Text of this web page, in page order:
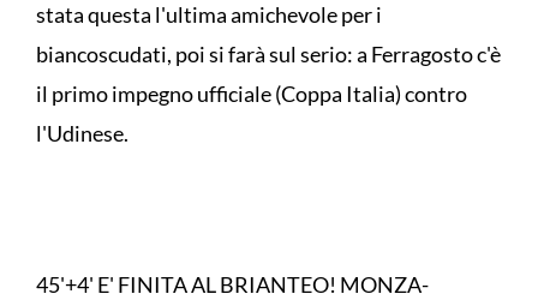
stata questa l'ultima amichevole per i
biancoscudati, poi si farà sul serio: a Ferragosto c'è
il primo impegno ufficiale (Coppa Italia) contro
l'Udinese.
45'+4' E' FINITA AL BRIANTEO! MONZA-